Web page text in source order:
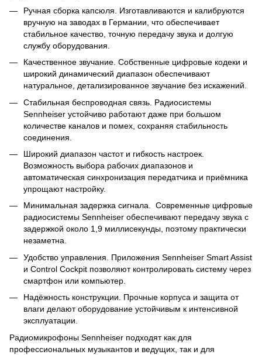
Ручная сборка капсюля. Изготавливаются и калибруются
вручную на заводах в Германии, что обеспечивает
стабильное качество, точную передачу звука и долгую
службу оборудования.
Качественное звучание. Собственные цифровые кодеки и
широкий динамический диапазон обеспечивают
натуральное, детализированное звучание без искажений.
Стабильная беспроводная связь. Радиосистемы
Sennheiser устойчиво работают даже при большом
количестве каналов и помех, сохраняя стабильность
соединения.
Широкий диапазон частот и гибкость настроек.
Возможность выбора рабочих диапазонов и
автоматическая синхронизация передатчика и приёмника
упрощают настройку.
Минимальная задержка сигнала. Современные цифровые
радиосистемы Sennheiser обеспечивают передачу звука с
задержкой около 1,9 миллисекунды, поэтому практически
незаметна.
Удобство управления. Приложения Sennheiser Smart Assist
и Control Cockpit позволяют контролировать систему через
смартфон или компьютер.
Надёжность конструкции. Прочные корпуса и защита от
влаги делают оборудование устойчивым к интенсивной
эксплуатации.
Радиомикрофоны Sennheiser подходят как для
профессиональных музыкантов и ведущих, так и для